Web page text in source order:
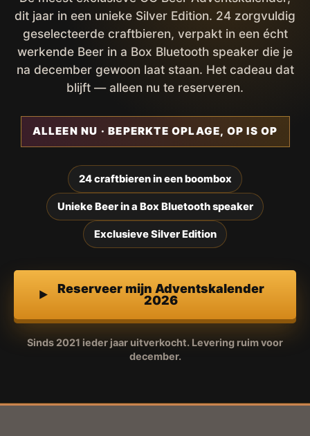
dit jaar in een unieke Silver Edition. 24 zorgvuldig
geselecteerde craftbieren, verpakt in een écht
werkende Beer in a Box Bluetooth speaker die je
na december gewoon laat staan. Het cadeau dat
blijft — alleen nu te reserveren.
ALLEEN NU · BEPERKTE OPLAGE, OP IS OP
24 craftbieren in een boombox
Unieke Beer in a Box Bluetooth speaker
Exclusieve Silver Edition
Reserveer mijn Adventskalender
2026
Sinds 2021 ieder jaar uitverkocht. Levering ruim voor
december.